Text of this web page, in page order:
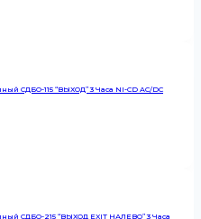
СДБО-115 “ВЫХОД” 3 Часа NI-CD AC/DC
СДБО-215 “ВЫХОД EXIT НАЛЕВО” 3 Часа